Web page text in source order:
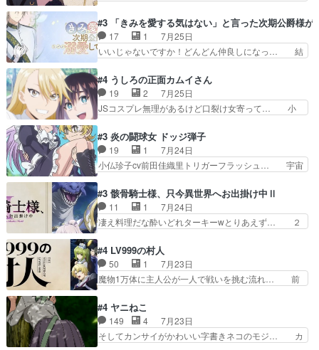
心を許す、母の友達である光… 黒絵の可愛さレベ
ルが止まらない。南くんと… 黒絵の母とのやり取
りでエヴァの加持さん思…
ラがまじで何がしたいかわからん！先生… 陰キャ
の間合いにスルっと入ってきて相手の… ビオラが
都子さんを籠絡しに来ててやばいぞ… マネージャ
ー現実版初登場！バレーボールに… 藻掻きながら
で相手の緊張を解く相手の共… たまったアニメ
50本だってｗ今日も帰った… マネージャー実在
した大逆風のハズなのに全…
#3 「きみを愛する気はない」と言った次期公爵様が
17 1
7月25日
いいじゃないですか！どんどん仲良しになっ… 結
の恋愛系で1番これが好き。愛する気は… 今晩
は、2130頃からシンデレラガールズ… 公爵の妻
なのに着てる洋服がシンプル。テー… まあ、これ
は見なくていいな。むしろ判断が… 自分でも気づ
ぜかヒロイン化していますデ… 【今夜のアニメA
は…】前向き没落令嬢×こ… 「ぼやっとしてたら
菜園の領地の外まで開墾…
#4 うしろの正面カムイさん
19 2
7月25日
JSコスプレ無理があるけど口裂け女寄って… 小
カちゃんがヤバすぎてボキキしそう(ぇ… 口裂け
女って人を襲うって知らなかった…ポ… そのスタ
イルで小学生ファッションは口裂け… 相変わら
ず、尺の都合なのか原作漫画の細か… 除霊士カム
昭和キッズを恐怖のどん底へ突… 現代で有名な口
裂け女登場！お市ちゃん、ポ… ろくろ首の除霊シ
ーン「悪霊退散」のパチン…
#3 炎の闘球女 ドッジ弾子
19 1
7月24日
小仏珍子cv前田佳織里トリガーフラッシュ… 宇宙
いたぶってるのか！？Cパートで懐か… 普通にド
ッジが激アツ。いや羽仁衣が初めて… 優谷優の声
優に「ちんこ」って言わせてて興… 珍子ちゃ
ん………！！！！？！先週に引き続… これは意図
限ったことでなく、最近のアニ… 東山朱莉
（AkariHIGASHIYAM… こんなに可憐で可愛い泣
き虫メイドが僅か3…
#3 骸骨騎士様、只今異世界へお出掛け中Ⅱ
11 1
7月24日
凄え料理だな酔いどれターキーwとりあえず… ２
いの良いお兄ちゃん！！現場も楽しかっ… 第３話
をｄアニメストアで視聴しました。視… ローデン
王国ホーバン領を訪れたアーク一行… 1期に引き
続き２期にも出演させていただけ… 1期の頃から
題解決特筆する事は無いが、… 今週もありがとう
ございます耳がヒクヒクな… 時計台に登ってるの
見ると挟まれないか心配…
#4 LV999の村人
50 1
7月23日
魔物1万体に主人公が一人で戦いを挑む流れ… 前
を魔物と人間に殺された鏡の生い立ち。… 勇者た
ちを信じてアリスを預ける、鏡を信じ… 勇者パー
ティが仲間になった！？会話が通じ… 鏡の過去、
辛すぎて胸が苦しくなりました…… 最初、勇者パ
#4 ヤニねこ
149 4
7月23日
そしてカンサイがかわいい字書きネコのモジ… カ